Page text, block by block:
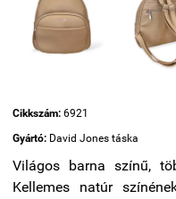
Cikkszám: 6921
Gyártó: David Jones táska
Világos barna színű,
Kellemes natúr